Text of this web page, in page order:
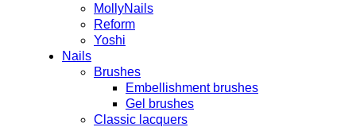
MollyNails
Reform
Yoshi
Nails
Brushes
Embellishment brushes
Gel brushes
Classic lacquers